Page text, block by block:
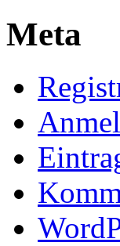
Meta